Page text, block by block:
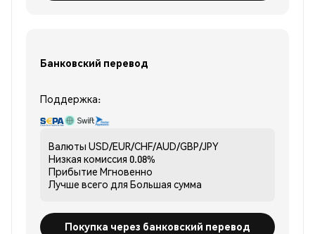
Банковский перевод
Поддержка:
Валюты USD/EUR/CHF/AUD/GBP/JPY
Низкая комиссия 0.08%
Прибытие Мгновенно
Лучше всего для Большая сумма
Покупка через банковский перевод